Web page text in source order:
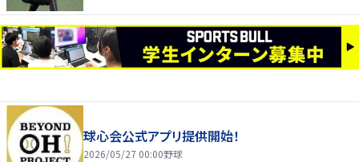
球心会公式アプリ提供開始！
2026/05/27 00:00野球